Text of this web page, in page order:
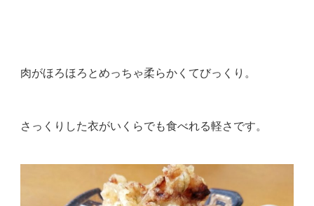
肉がほろほろとめっちゃ柔らかくてびっくり。
さっくりした衣がいくらでも食べれる軽さです。